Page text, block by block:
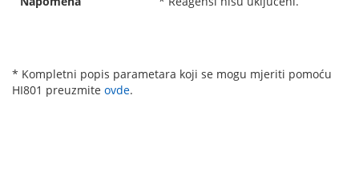
* Kompletni popis parametara koji se mogu mjeriti pomoću
HI801 preuzmite ovde.